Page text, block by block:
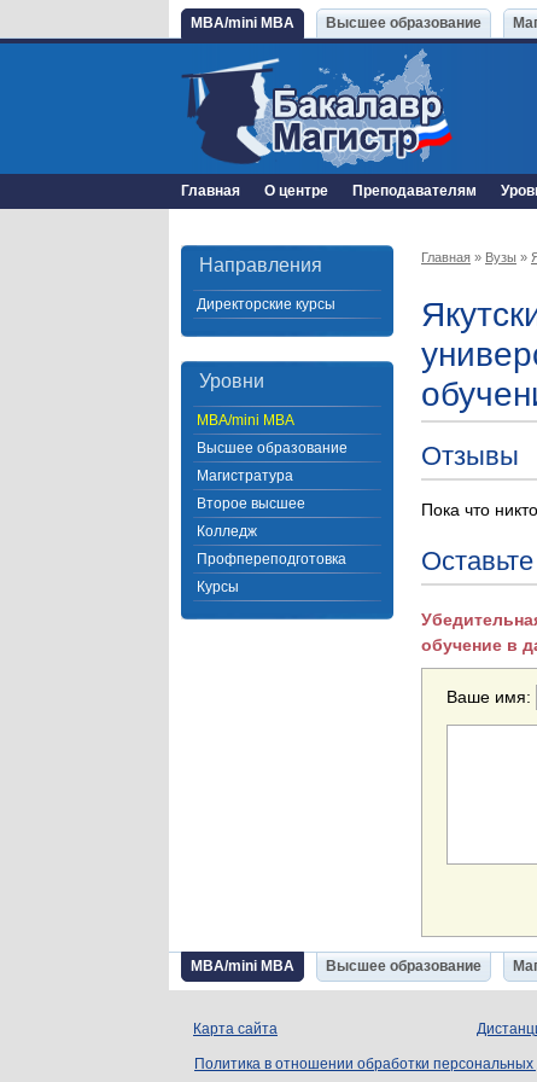
MBA/mini MBA Высшее образование
Главная О центре Преподавателям
Направления
Директорские курсы
Уровни
MBA/mini MBA
Высшее образование
Магистратура
Второе высшее
Колледж
Профпереподготовка
Курсы
Главная » Вузы »
Отзывы
Пока что
обучение в
Ваше имя:
MBA/mini MBA Высшее образование
Карта сайта
Политика в отношении обработки